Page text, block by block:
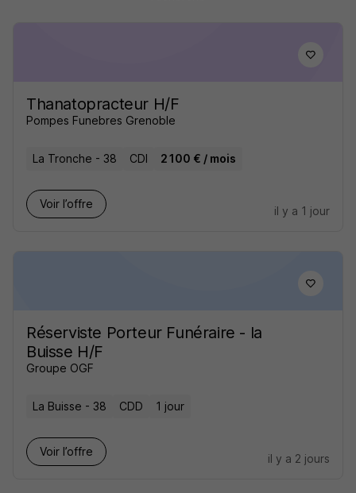
Thanatopracteur H/F
Pompes Funebres Grenoble
La Tronche - 38 CDI 2 100 € / mois
Voir l’offre
il y a 1 jour
Réserviste Porteur Funéraire - la
Buisse H/F
Groupe OGF
La Buisse - 38 CDD 1 jour
Voir l’offre
il y a 2 jours